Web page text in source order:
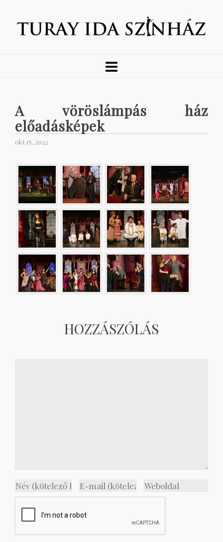
A vöröslámpás ház
előadásképek
okt 15, 2022
HOZZÁSZÓLÁS